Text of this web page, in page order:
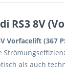
RS3 8V
Vorfacelift (367
als auch